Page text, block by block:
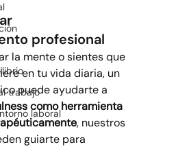
trabajo
laboral
profesional
la mente o sientes que
en tu vida diaria, un
puede ayudarte a
como herramienta
, nuestros
guiarte para